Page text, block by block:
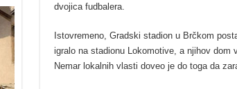
dvojica fudbalera.
Istovremeno, Gradski stadion u Brčkom
igralo na stadionu Lokomotive, a njihov dom
Nemar lokalnih vlasti doveo je do toga da